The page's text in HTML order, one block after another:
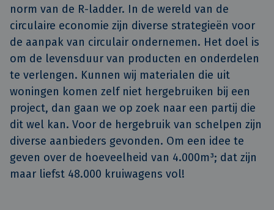
norm van de R-ladder. In de wereld van de
circulaire economie zijn diverse strategieën voor
de aanpak van circulair ondernemen. Het doel is
om de levensduur van producten en onderdelen
te verlengen. Kunnen wij materialen die uit
woningen komen zelf niet hergebruiken bij een
project, dan gaan we op zoek naar een partij die
dit wel kan. Voor de hergebruik van schelpen zijn
diverse aanbieders gevonden. Om een idee te
geven over de hoeveelheid van 4.000m³; dat zijn
maar liefst 48.000 kruiwagens vol!